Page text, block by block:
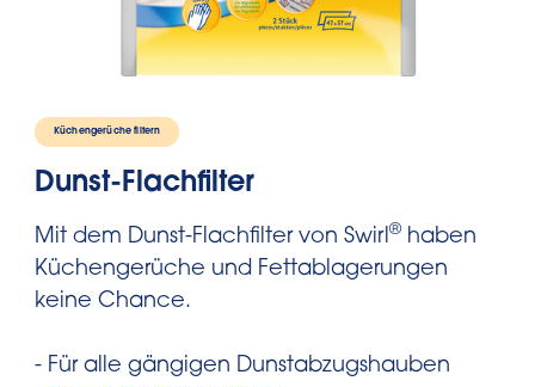
Küchengerüche filtern
Dunst-Flachfilter
Mit dem Dunst-Flachfilter von Swirl® haben
Küchengerüche und Fettablagerungen
keine Chance.
- Für alle gängigen Dunstabzugshauben